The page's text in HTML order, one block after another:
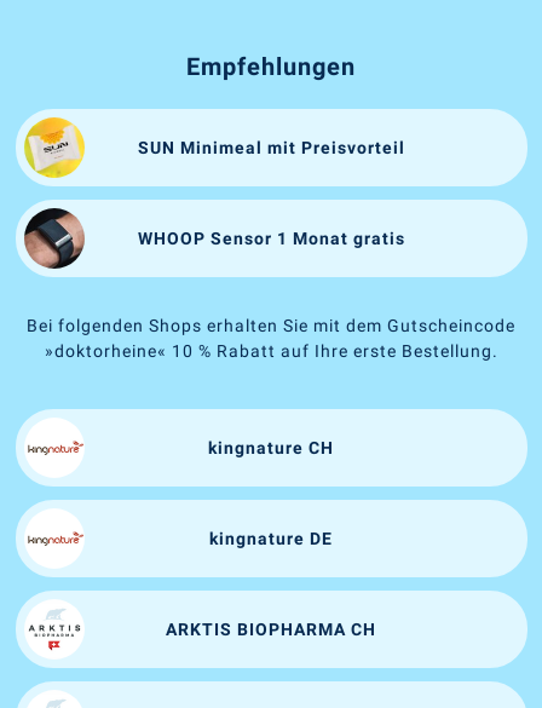
Empfehlungen
SUN Minimeal mit Preisvorteil
WHOOP Sensor 1 Monat gratis
Bei folgenden Shops erhalten Sie mit dem Gutscheincode
»doktorheine« 10 % Rabatt auf Ihre erste Bestellung.
kingnature CH
kingnature DE
ARKTIS BIOPHARMA CH